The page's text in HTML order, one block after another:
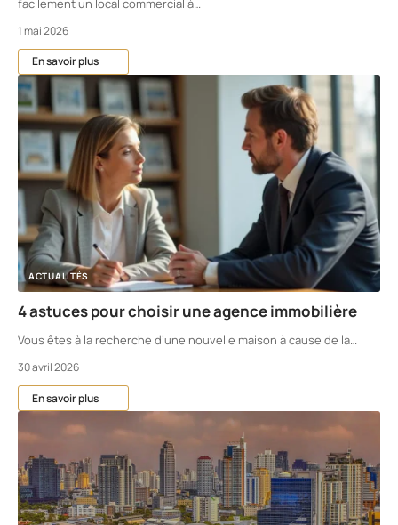
facilement un local commercial à…
1 mai 2026
En savoir plus
ACTUALITÉS
4 astuces pour choisir une agence immobilière
Vous êtes à la recherche d’une nouvelle maison à cause de la…
30 avril 2026
En savoir plus